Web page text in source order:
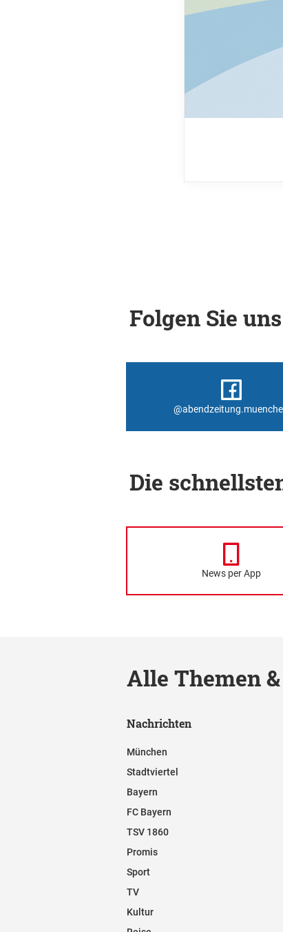
Folgen Sie
Die
News per App
Alle Themen
Nachrichten
München
Stadtviertel
Bayern
FC Bayern
TSV 1860
Promis
Sport
TV
Kultur